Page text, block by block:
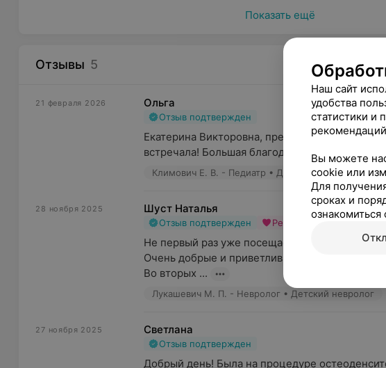
Показать ещё
Отзывы 5
21 февраля 2026 Ольга
Отзыв подтвержден
Екатерина Викторовна, прекрасный и самый
встречала! Большая благодарность за
Климович Е. В. - Педиатр • Детский гематолог •
28 ноября 2025 Шуст Наталья
Отзыв подтвержден Рекомендую
Не первый раз уже посещаем цент Здорового
Очень добрые и приветливые работники на
Во вторых ...
Лукашевич М. П. - Невролог • Детский невролог
27 ноября 2025 Светлана
Отзыв подтвержден
Добрый день! Была на процедуре
Наш сайт
удобства
статистики и
Вы можете
cookie или
Для
сроках и
ознакомиться